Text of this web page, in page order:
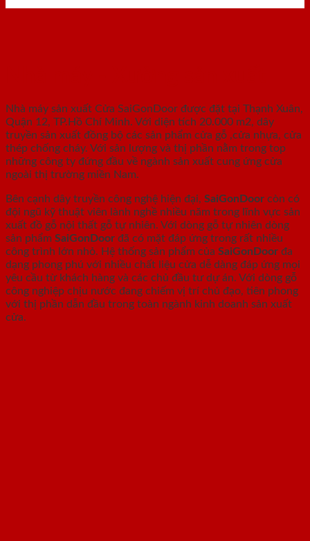
Nhà máy sản xuất Cửa SaiGonDoor được đặt tại Thạnh Xuân,
Quận 12, TP.Hồ Chí Minh. Với diện tích 20.000 m2, dây
truyền sản xuất đồng bộ các sản phẩm cửa gỗ ,cửa nhựa, cửa
thép chống cháy. Với sản lượng và thị phần nằm trong top
những công ty đứng đầu về ngành sản xuất cung ứng cửa
ngoài thị trường miền Nam.
Bên cạnh dây truyền công nghệ hiện đại, SaiGonDoor còn có
đội ngũ kỹ thuật viên lành nghề nhiều năm trong lĩnh vực sản
xuất đồ gỗ nội thất gỗ tự nhiên. Với dòng gỗ tự nhiên dòng
sản phẩm SaiGonDoor đã có mặt đáp ứng trong rất nhiều
công trình lớn nhỏ. Hệ thống sản phẩm của SaiGonDoor đa
dạng phong phú với nhiều chất liệu cửa dễ dàng đáp ứng mọi
yêu cầu từ khách hàng và các chủ đầu tư dự án. Với dòng gỗ
công nghiệp chịu nước đang chiếm vị trí chủ đạo, tiên phong
với thị phần dẫn đầu trong toàn ngành kinh doanh sản xuất
cửa.